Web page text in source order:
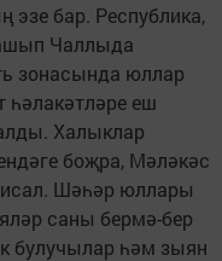
бар. Республика,
Чаллыда
зонасында юллар
еш
Халыклар
боҗра, Мәләкәс
Шәһәр юллары
саны бермә-бер
булучылар һәм зыян